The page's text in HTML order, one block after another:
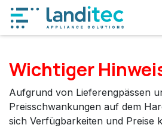
Zum Inhalt springen
Wichtiger
Aufgrund von Lieferengpässen
Preisschwankungen auf dem
sich Verfügbarkeiten und Preise